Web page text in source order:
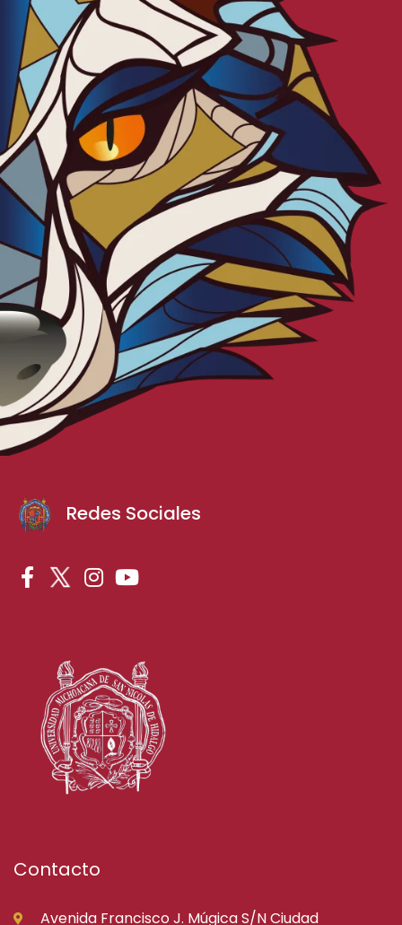
Redes Sociales
Contacto
Avenida Francisco J. Múgica S/N Ciudad